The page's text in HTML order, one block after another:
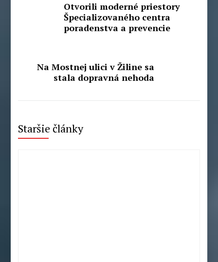
Otvorili moderné priestory
Špecializovaného centra
poradenstva a prevencie
Na Mostnej ulici v Žiline sa
stala dopravná nehoda
Staršie články